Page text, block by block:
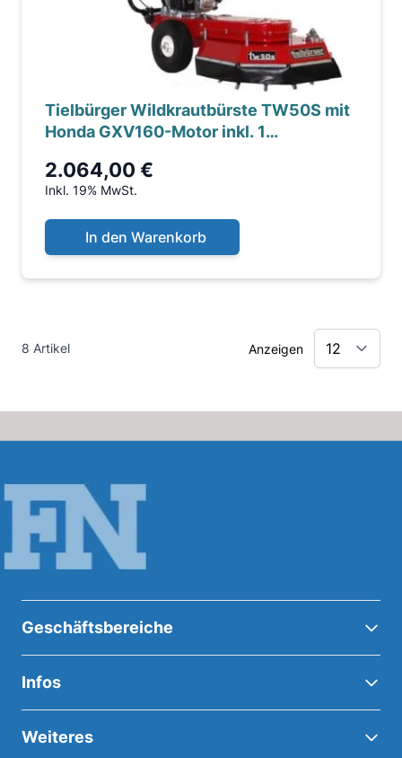
Tielbürger Wildkrautbürste TW50S mit
Honda GXV160-Motor inkl. 1
2.064,00 €
Inkl. 19% MwSt.
In den Warenkorb
8 Artikel Anzeigen
Geschäftsbereiche
Infos
Weiteres